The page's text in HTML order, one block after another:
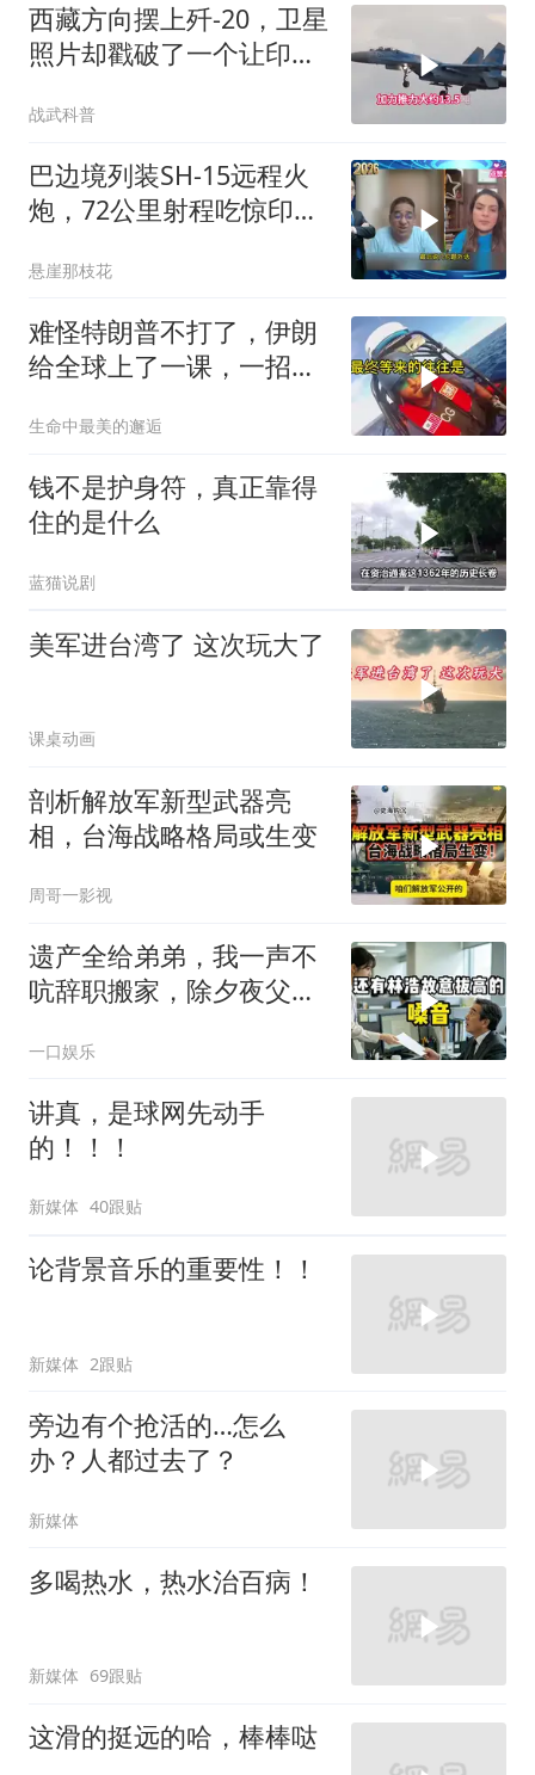
西藏方向摆上歼-20，卫星
照片却戳破了一个让印度
居然是“四手”老机
战武科普
巴边境列装SH-15远程火
炮，72公里射程吃惊印度
悬崖那枝花
难怪特朗普不打了，伊朗
给全球上了一课，一招吃
生命中最美的邂逅
钱不是护身符，真正靠得
住的是什么
蓝猫说剧
美军进台湾了 这次玩大了
课桌动画
剖析解放军新型武器亮
相，台海战略格局或生变
周哥一影视
遗产全给弟弟，我一声不
吭辞职搬家，除夕夜父亲
一口娱乐
讲真，是球网先动手
的！！！
新媒体 40跟贴
论背景音乐的重要性！！
新媒体 2跟贴
旁边有个抢活的…怎么
办？人都过去了？
新媒体
多喝热水，热水治百病！
新媒体 69跟贴
这滑的挺远的哈，棒棒哒